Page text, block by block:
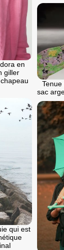
en
giller
sac
qui est